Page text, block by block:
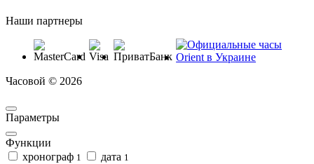
Наши партнеры
Часовой © 2026
Параметры
Функции
хронограф 1 дата 1